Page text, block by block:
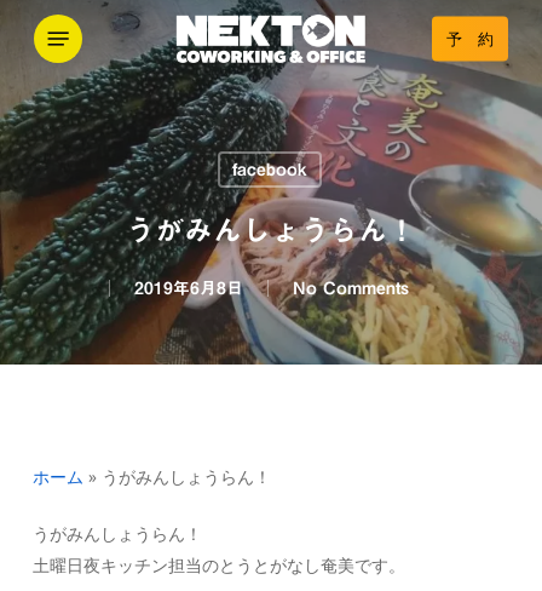
content
予 約
Menu
facebook
うがみんしょうらん！
2019年6月8日 No Comments
ホーム » うがみんしょうらん！
うがみんしょうらん！
土曜日夜キッチン担当のとうとがなし奄美です。